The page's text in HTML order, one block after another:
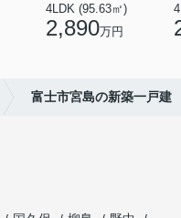
4LDK (95.63㎡)
2,890万円
富士市宮島の新築一戸建